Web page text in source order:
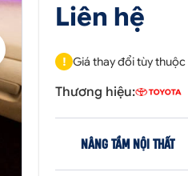
Liên hệ
! Giá thay đổi tùy
Thương hiệu:
NÂNG TẦM NỘI THẤT